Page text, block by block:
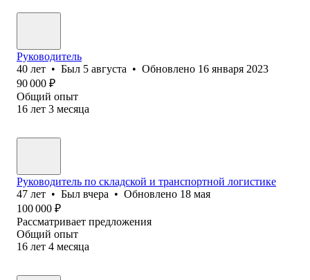
Руководитель
40 лет • Был 5 августа • Обновлено 16 января 2023
90 000 ₽
Общий опыт
16 лет 3 месяца
Руководитель по складской и транспортной логистике
47 лет • Был вчера • Обновлено 18 мая
100 000 ₽
Рассматривает предложения
Общий опыт
16 лет 4 месяца